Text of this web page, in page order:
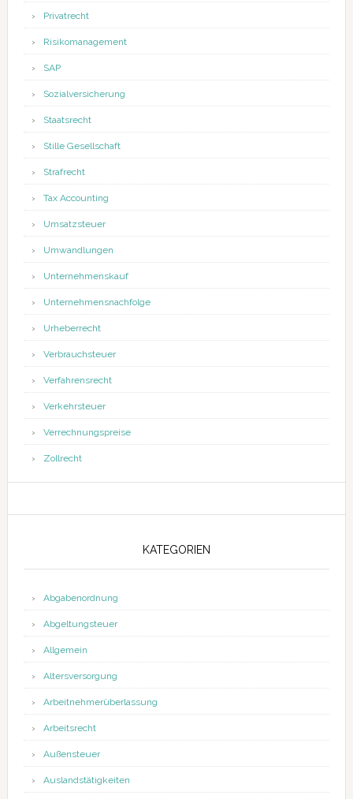
Privatrecht
Risikomanagement
SAP
Sozialversicherung
Staatsrecht
Stille Gesellschaft
Strafrecht
Tax Accounting
Umsatzsteuer
Umwandlungen
Unternehmenskauf
Unternehmensnachfolge
Urheberrecht
Verbrauchsteuer
Verfahrensrecht
Verkehrsteuer
Verrechnungspreise
Zollrecht
KATEGORIEN
Abgabenordnung
Abgeltungsteuer
Allgemein
Altersversorgung
Arbeitnehmerüberlassung
Arbeitsrecht
Außensteuer
Auslandstätigkeiten